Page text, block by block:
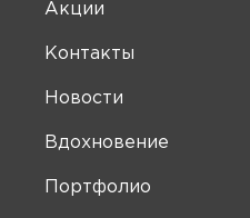
Акции
Контакты
Новости
Вдохновение
Портфолио